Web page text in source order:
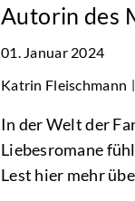
Autorin des
01. Januar 2024
Katrin Fleischmann
In der Welt der
Liebesromane
Lest hier mehr